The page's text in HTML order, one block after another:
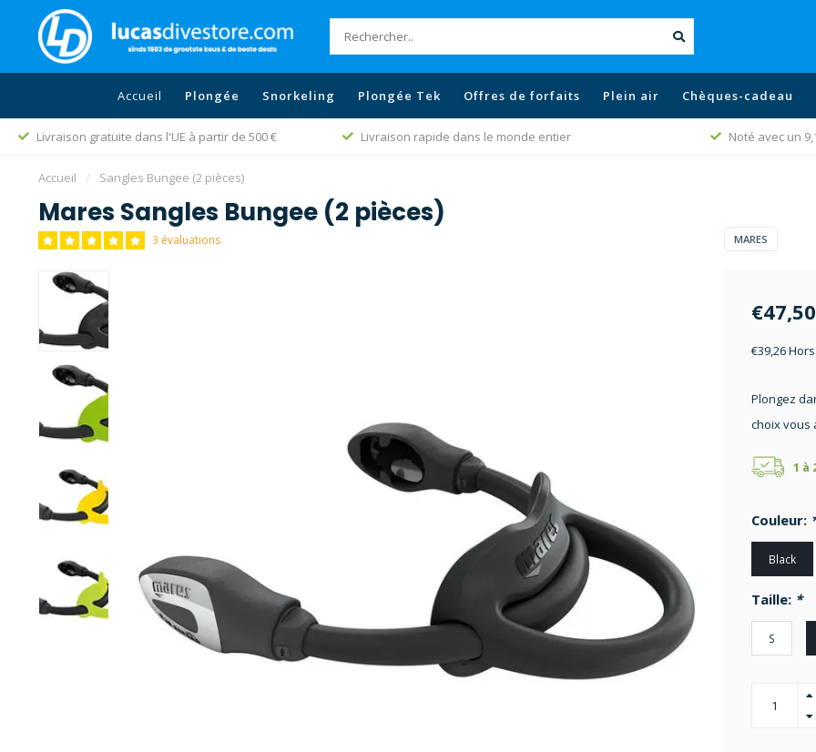
Accueil Plongée Snorkeling Plongée Tek Offres de forfaits Plein air Chèques-cadeau
Livraison gratuite dans l'UE à partir de 500 € Livraison rapide dans le monde entier Noté avec un
Accueil / Sangles Bungee (2 pièces)
Mares Sangles Bungee (2 pièces)
3 évaluations MARES
€47,50
€39,26
Plongez
choix vous
1 à
Couleur:
Black
Taille: *
S